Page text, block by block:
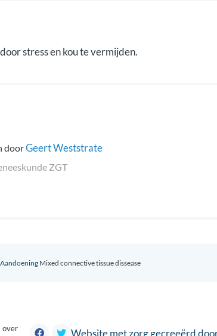
stress en kou te vermijden.
doorGeert Weststrate
ZGT
Aandoening Mixed connective tissue dissease
over
Website met zorg gecreeërd